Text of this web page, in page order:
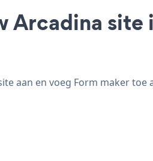
Arcadina site
aan en voeg Form maker